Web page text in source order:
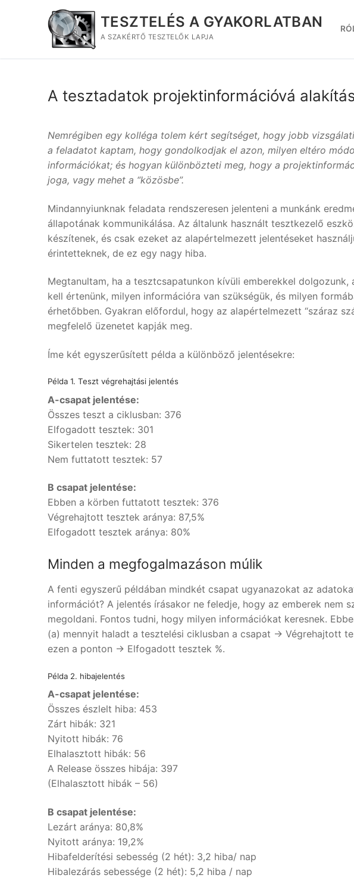
TESZTELÉS A GYAKORLATBAN
A SZAKÉRTŐ TESZTELŐK LAPJA
A tesztadatok projektinformációvá
Nemrégiben egy kolléga tolem kért segítséget, hogy jobb
a feladatot kaptam, hogy gondolkodjak el azon, milyen eltéro
információkat; és hogyan különbözteti meg, hogy a
joga, vagy mehet a “közösbe”.
Mindannyiunknak feladata rendszeresen jelenteni a munkánk
állapotának kommunikálása. Az általunk használt tesztkezelő
készítenek, és csak ezeket az alapértelmezett jelentéseket
érintetteknek, de ez egy nagy hiba.
Megtanultam, ha a tesztcsapatunkon kívüli emberekkel
kell értenünk, milyen információra van szükségük, és milyen
érhetőbben. Gyakran előfordul, hogy az alapértelmezett “száraz
megfelelő üzenetet kapják meg.
Íme két egyszerűsített példa a különböző jelentésekre:
Példa 1. Teszt végrehajtási jelentés
A-csapat jelentése:
Összes teszt a ciklusban: 376
Elfogadott tesztek: 301
Sikertelen tesztek: 28
Nem futtatott tesztek: 57
B csapat jelentése:
Ebben a körben futtatott tesztek: 376
Végrehajtott tesztek aránya: 87,5%
Elfogadott tesztek aránya: 80%
Minden a megfogalmazáson múlik
A fenti egyszerű példában mindkét csapat ugyanazokat az
információt? A jelentés írásakor ne feledje, hogy az emberek nem
megoldani. Fontos tudni, hogy milyen információkat keresnek.
(a) mennyit haladt a tesztelési ciklusban a csapat -> Végrehajtott
ezen a ponton -> Elfogadott tesztek %.
Példa 2. hibajelentés
A-csapat jelentése:
Összes észlelt hiba: 453
Zárt hibák: 321
Nyitott hibák: 76
Elhalasztott hibák: 56
A Release összes hibája: 397
(Elhalasztott hibák – 56)
B csapat jelentése:
Lezárt aránya: 80,8%
Nyitott aránya: 19,2%
Hibafelderítési sebesség (2 hét): 3,2 hiba/ nap
Hibalezárás sebessége (2 hét): 5,2 hiba / nap